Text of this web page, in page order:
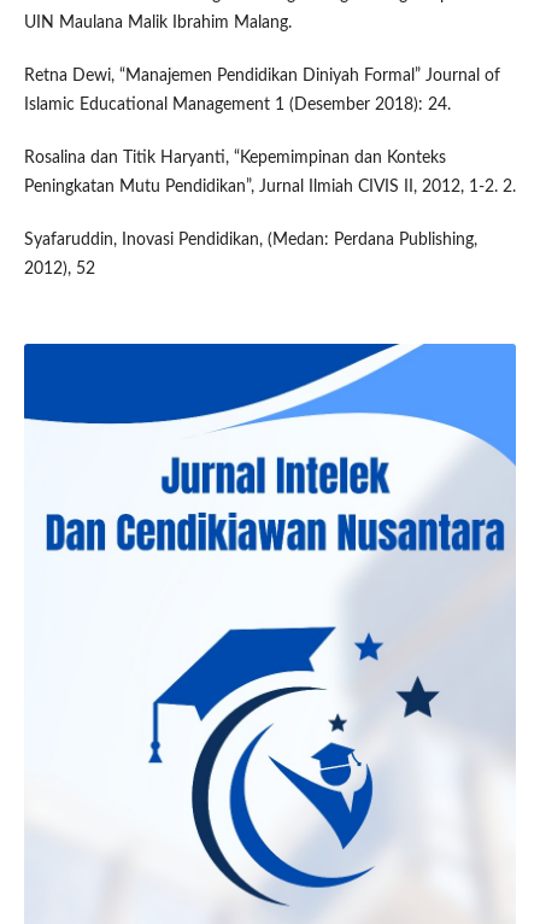
UIN Maulana Malik Ibrahim Malang.
Retna Dewi, “Manajemen Pendidikan Diniyah Formal” Journal of
Islamic Educational Management 1 (Desember 2018): 24.
Rosalina dan Titik Haryanti, “Kepemimpinan dan Konteks
Peningkatan Mutu Pendidikan”, Jurnal Ilmiah CIVIS II, 2012, 1-2. 2.
Syafaruddin, Inovasi Pendidikan, (Medan: Perdana Publishing,
2012), 52